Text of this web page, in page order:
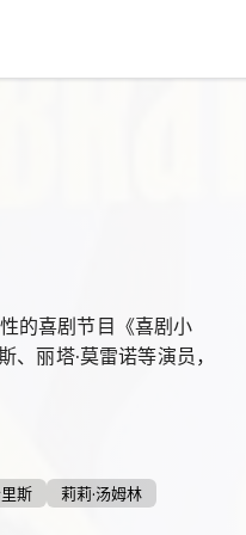
的喜剧节目《喜剧小
、丽塔·莫雷诺等演员，
斯 莉莉·汤姆林